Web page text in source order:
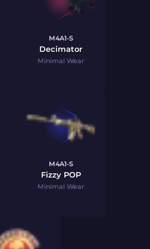
M4A1-S
Decimator
Minimal Wear
M4A1-S
Fizzy POP
Minimal Wear